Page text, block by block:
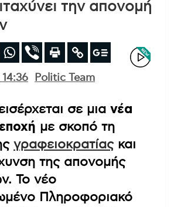
την απονομή
Politic Team
σε μια νέα
με σκοπό τη
γραφειοκρατίαςκαι
της απονομής
Το νέο
Πληροφοριακό